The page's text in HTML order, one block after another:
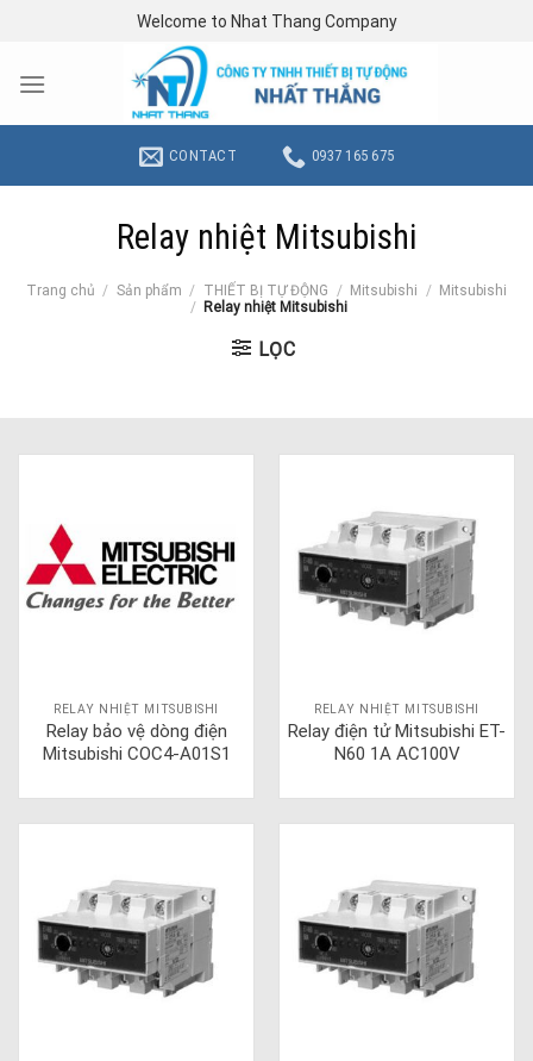
content
Welcome to Nhat Thang Company
CONTACT 0937 165 675
Relay nhiệt Mitsubishi
Trang chủ / Sản phẩm / THIẾT BỊ TỰ ĐỘNG / Mitsubishi / Mitsubishi
/
Relay nhiệt Mitsubishi
LỌC
RELAY NHIỆT MITSUBISHI
Relay bảo vệ dòng điện
Mitsubishi COC4-A01S1
RELAY NHIỆT MITSUBISHI
Relay điện tử Mitsubishi ET-
N60 1A AC100V